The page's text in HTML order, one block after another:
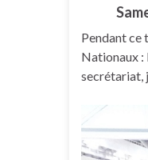
Pendant ce
Nationaux :
secrétariat,